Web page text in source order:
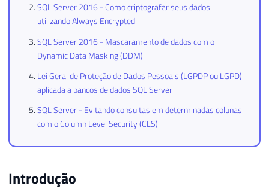
SQL Server 2016 - Como criptografar seus dados
utilizando Always Encrypted
SQL Server 2016 - Mascaramento de dados com o
Dynamic Data Masking (DDM)
Lei Geral de Proteção de Dados Pessoais (LGPDP ou LGPD)
aplicada a bancos de dados SQL Server
SQL Server - Evitando consultas em determinadas colunas
com o Column Level Security (CLS)
Introdução